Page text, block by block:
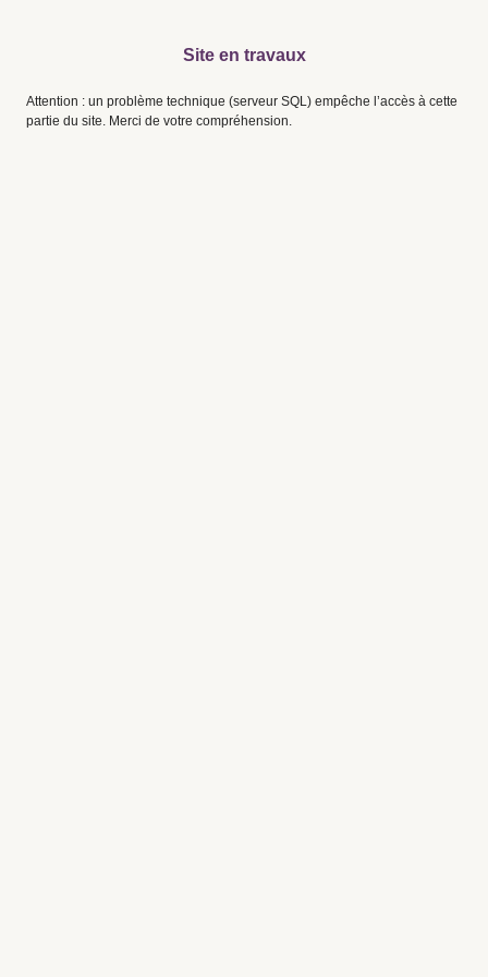
Site en travaux
Attention : un problème technique (serveur SQL) empêche l’accès à cette
partie du site. Merci de votre compréhension.